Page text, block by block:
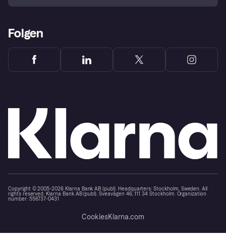
Folgen
Copyright © 2005-2026 Klarna Bank AB (publ). Headquarters: Stockholm, Sweden. All
rights reserved. Klarna Bank AB (publ). Sveavägen 46, 111 34 Stockholm. Organization
number: 556737-0431
CookiesKlarna.com